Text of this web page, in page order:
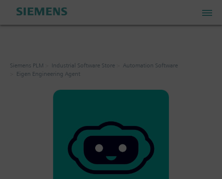
Industrial Software Store
Siemens PLM Industrial Software Store
Automation Software
Eigen Engineering Agent